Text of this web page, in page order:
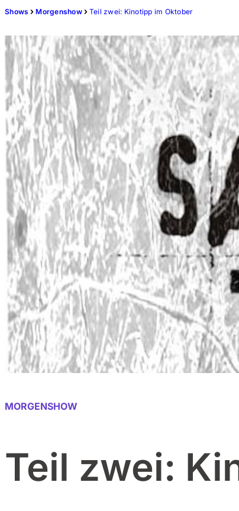
Shows Morgenshow Teil zwei: Kinotipp im Oktober
MORGENSHOW
Teil zwei: